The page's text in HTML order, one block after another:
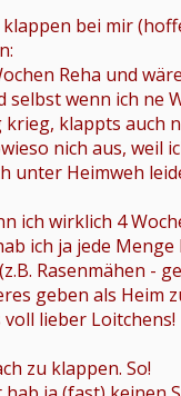
bei mir
Reha und
selbst wenn ich ne
klappts auch
nich aus, weil
unter Heimweh
ich wirklich 4
ich ja jede Menge
Rasenmähen -
geben als Heim
voll lieber Loitchens!
zu klappen. So!